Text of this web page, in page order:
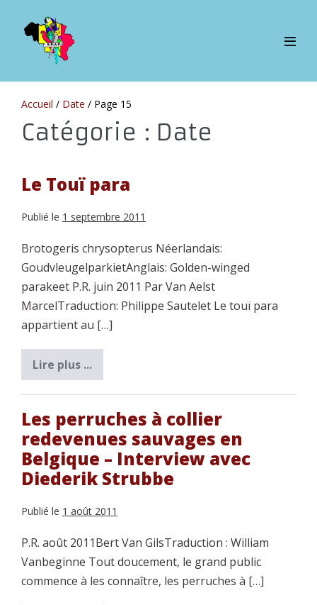
contenu
Accueil / Date / Page 15
Catégorie : Date
Le Touï para
Publié le 1 septembre 2011
Brotogeris chrysopterus Néerlandais:
GoudvleugelparkietAnglais: Golden-winged
parakeet P.R. juin 2011 Par Van Aelst
MarcelTraduction: Philippe Sautelet Le touï para
appartient au […]
Lire plus ...
Le
Touï
para
Les perruches à collier
redevenues sauvages en
Belgique – Interview avec
Diederik Strubbe
Publié le 1 août 2011
P.R. août 2011Bert Van GilsTraduction : William
Vanbeginne Tout doucement, le grand public
commence à les connaître, les perruches à […]